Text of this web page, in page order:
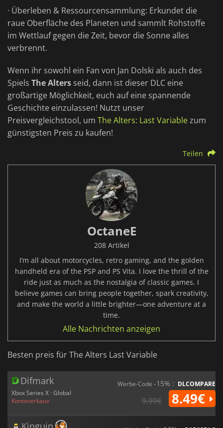
· Überleben & Ressourcensammlung: Erkundet die
raue Oberfläche des Planeten und sammlt Rohstoffe
im Wettlauf gegen die Zeit, bevor die Sonne alles
verbrennt.
Wenn ihr sowohl ein Fan von Jan Dolski als auch des
Spiels The Alters seid, dann ist dieser DLC eine
großartige Möglichkeit, euch auf eine spannende
Geschichte einzulassen! Nutzt unser
Preisvergleichstool, um The Alters: Last Variablezum
günstigsten Preis zu kaufen!
Teilen
OctaneE
208 Artikel
I’m all about motorcycles, retro gaming, and the golden
handheld era of the PSP and PS Vita. I love the thrill of the
ride just as much as the nostalgia of classic games. I
believe games can bring people together, spark creativity,
and make the world a little brighter—one adventure at a
time.
Alle Nachrichten anzeigen
Besten preis für The Alters Last Variable
Difmark
Xbox Series X · Global
Kontoverkauv
Werbe-Code -15% : DLCOMPARE
9.99€ 8.49€